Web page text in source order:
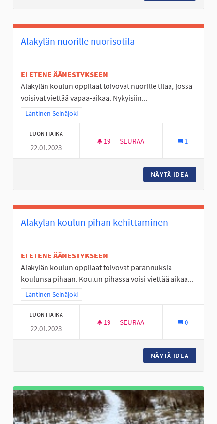
Alakylän nuorille nuorisotila
EI ETENE ÄÄNESTYKSEEN
Alakylän koulun oppilaat toivovat nuorille tilaa, jossa
voisivat viettää vapaa-aikaa. Nykyisiin...
Rajaa tulokset teeman mukaan: Läntinen Seinäjoki
Läntinen Seinäjoki
LUONTIAIKA
22.01.2023
19 19 SEURAAJAA
SEURAA 1
NÄYTÄ IDEA
Alakylän koulun pihan kehittäminen
EI ETENE ÄÄNESTYKSEEN
Alakylän koulun oppilaat toivovat parannuksia
koulunsa pihaan. Koulun pihassa voisi viettää aikaa...
Rajaa tulokset teeman mukaan: Läntinen Seinäjoki
Läntinen Seinäjoki
LUONTIAIKA
22.01.2023
19 19 SEURAAJAA
SEURAA 0
NÄYTÄ IDEA